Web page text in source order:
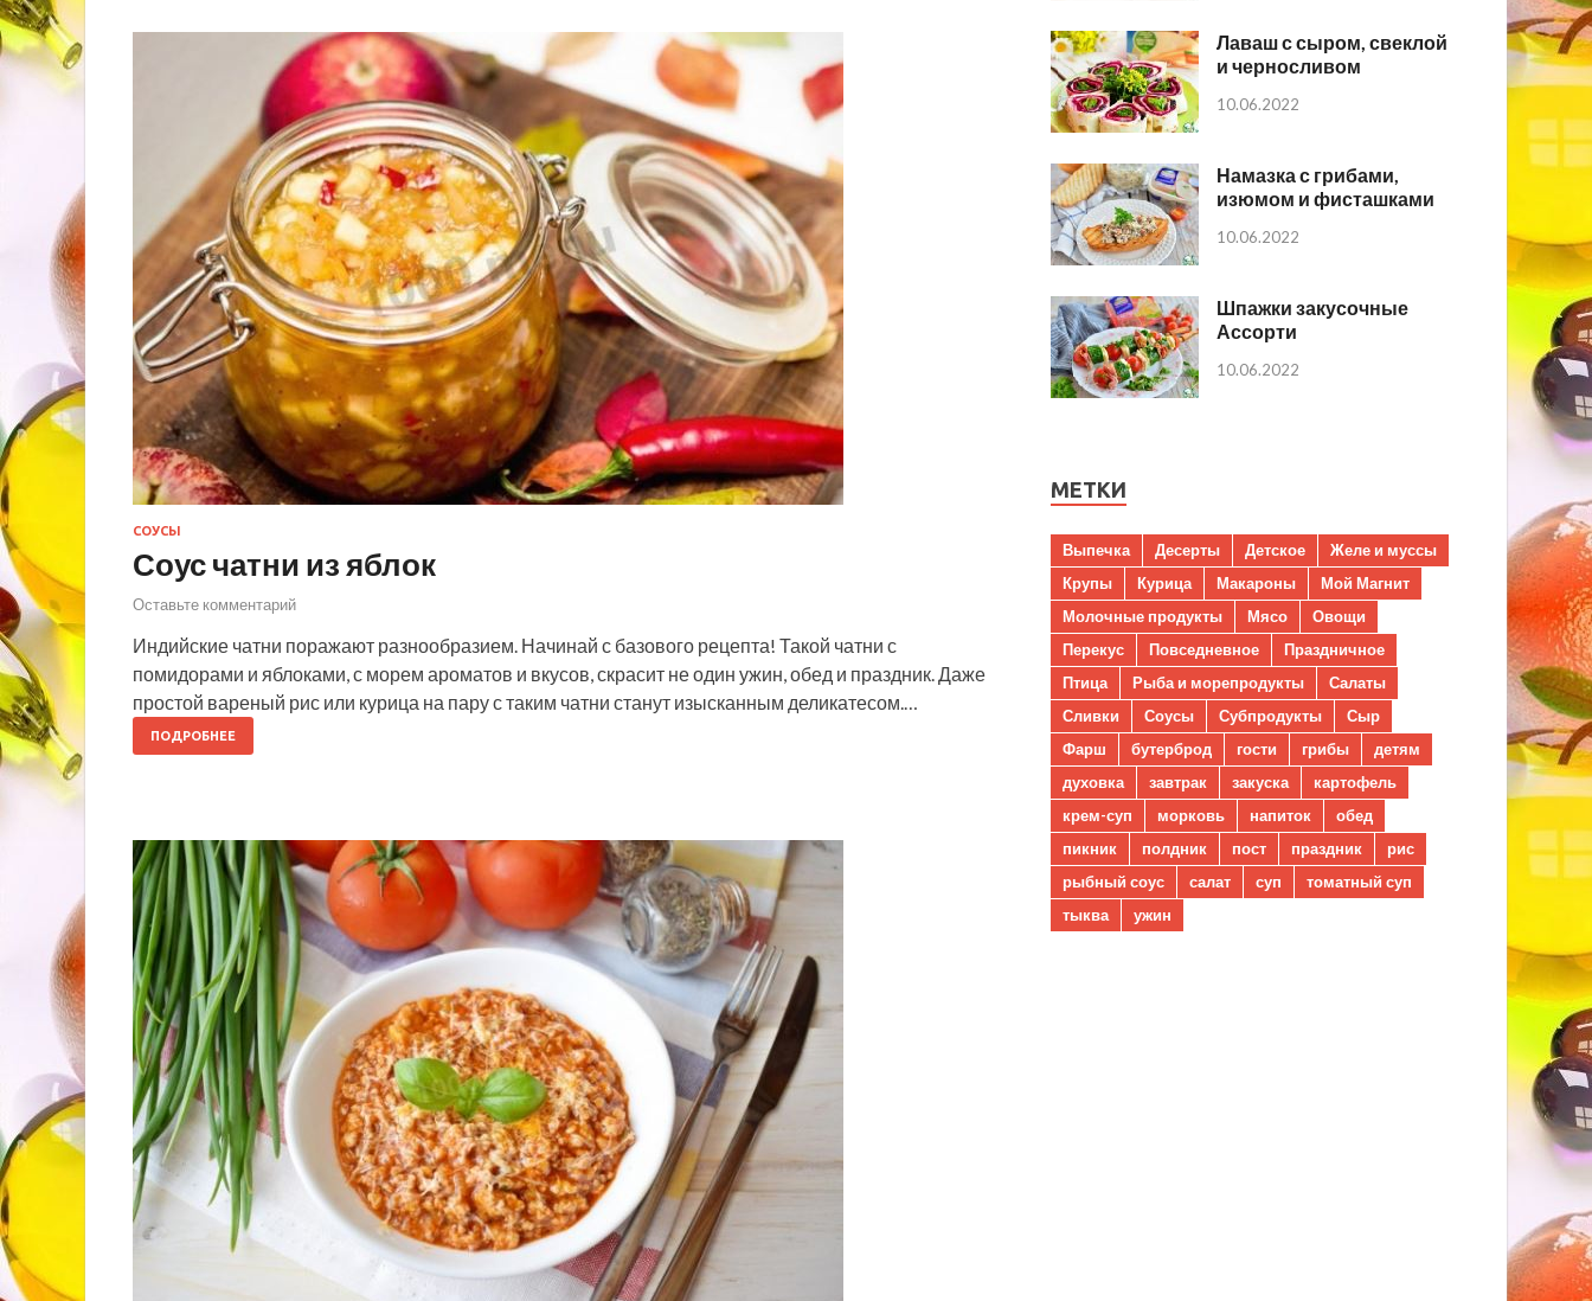
СОУСЫ
Соус чатни из яблок
Оставьте комментарий
Индийские чатни поражают разнообразием. Начинай с базового рецепта! Такой чатни с
помидорами и яблоками, с морем ароматов и вкусов, скрасит не один ужин, обед и праздник. Даже
простой вареный рис или курица на пару с таким чатни станут изысканным деликатесом.…
ПОДРОБНЕЕ
Лаваш с сыром, свеклой
и черносливом
10.06.2022
Намазка с грибами,
изюмом и фисташками
10.06.2022
Шпажки закусочные
Ассорти
10.06.2022
МЕТКИ
Выпечка Десерты Детское
Желе и муссы
Крупы
Курица Макароны
Мой Магнит
Молочные продукты
Мясо
Овощи
Перекус
Повседневное
Праздничное
Птица
Рыба и морепродукты
Салаты
Сливки
Соусы Субпродукты
Сыр
Фарш
бутерброд гости грибы
детям
духовка
завтрак закуска
картофель
крем-суп
морковь напиток
обед
пикник
полдник пост праздник
рис
рыбный соус
салат суп
томатный суп
тыква
ужин